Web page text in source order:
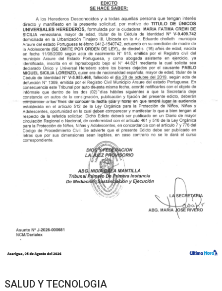
SALUD Y TECNOLOGIA